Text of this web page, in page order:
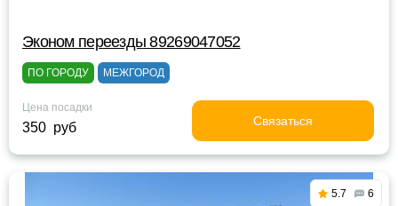
Эконом переезды 89269047052
ПО ГОРОДУ МЕЖГОРОД
Цена посадки
350 руб Связаться
5.7 6